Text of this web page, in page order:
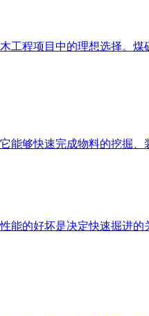
程项目中的理想选择。
够快速完成物料的挖掘、
的好坏是决定快速掘进